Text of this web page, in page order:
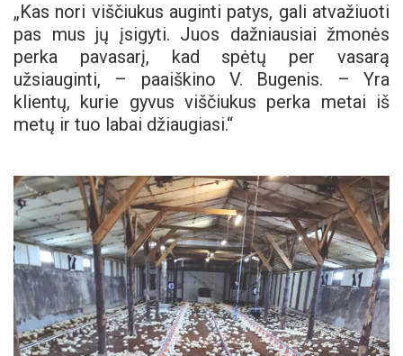
„Kas nori viščiukus auginti patys, gali atvažiuoti
pas mus jų įsigyti. Juos dažniausiai žmonės
perka pavasarį, kad spėtų per vasarą
užsiauginti, – paaiškino V. Bugenis. – Yra
klientų, kurie gyvus viščiukus perka metai iš
metų ir tuo labai džiaugiasi.“